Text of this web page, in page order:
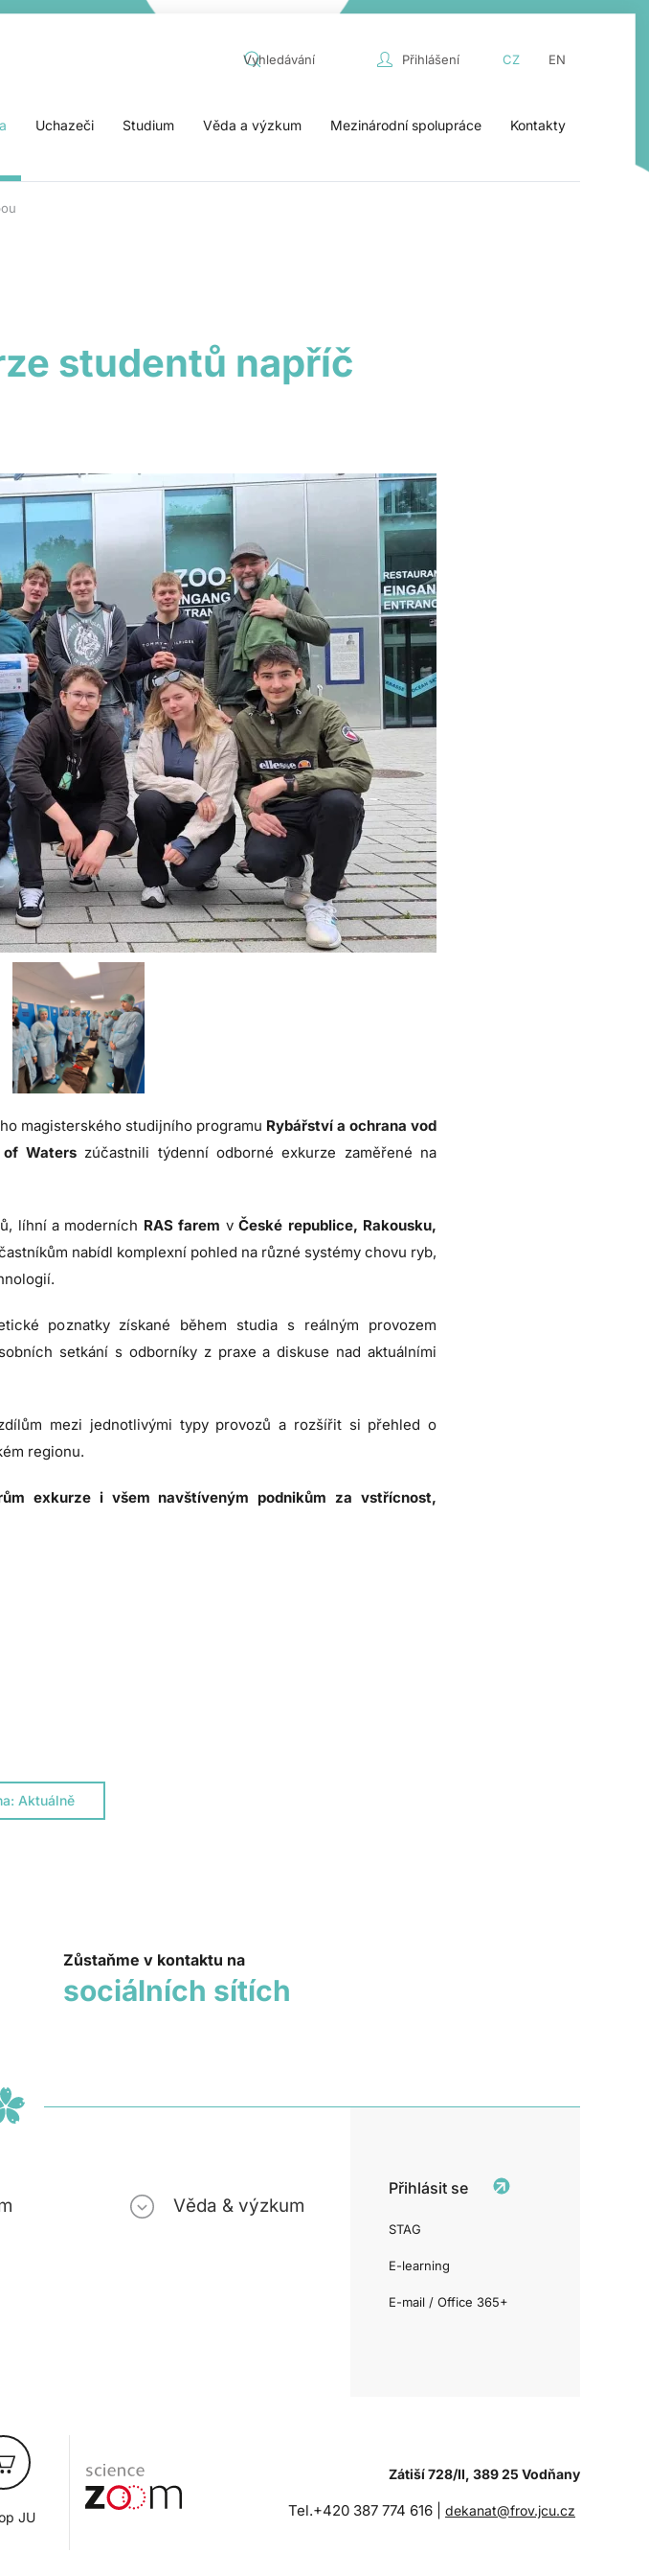
Přihlášení CZ EN
Uchazeči Studium Věda a výzkum Mezinárodní spolupráce Kontakty
studentů napříč
magisterského studijního programu Rybářství a ochrana vod
Waterszúčastnili týdenní odborné exkurze zaměřené na
líhní a moderních RAS farem vČeské republice, Rakousku,
nabídl komplexní pohled na různé systémy chovu ryb,
poznatky získané během studia s reálným provozem
setkání s odborníky z praxe a diskuse nad aktuálními
mezi jednotlivými typy provozů a rozšířit si přehled o
regionu.
exkurze i všem navštíveným podnikům za vstřícnost,
Aktuálně
Zůstaňme v kontaktu na
sociálních sítích
Věda & výzkum
Přihlásit se
STAG
E-learning
E-mail / Office 365+
JU
Zátiší 728/II, 389 25 Vodňany
Tel.+420 387 774 616 |dekanat@frov.jcu.cz